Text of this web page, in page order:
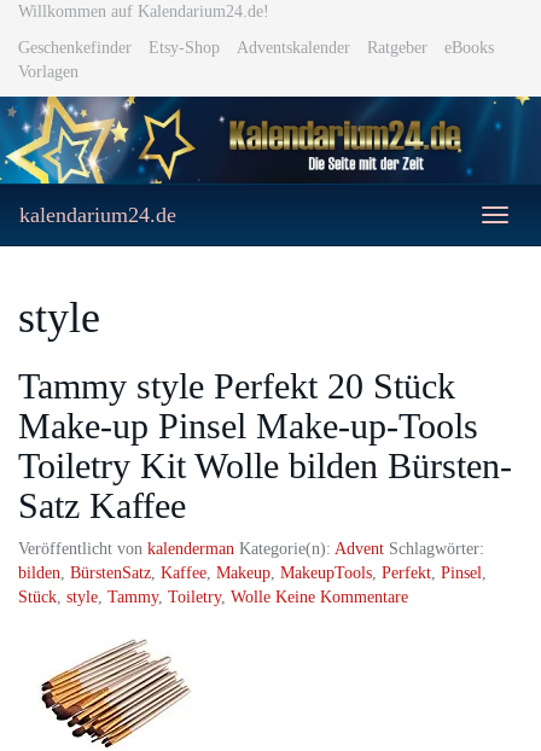
Skip
main
content
Willkommen auf Kalendarium24.de!
Geschenkefinder
Etsy-Shop Adventskalender Ratgeber
eBooks
Vorlagen
Toggle
kalendarium24.de
style
Tammy style Perfekt 20 Stück
Make-up Pinsel Make-up-Tools
Toiletry Kit Wolle bilden Bürsten-
Satz Kaffee
Veröffentlicht von kalenderman Kategorie(n): Advent Schlagwörter:
bilden, BürstenSatz, Kaffee, Makeup, MakeupTools, Perfekt, Pinsel,
Stück, style, Tammy, Toiletry, Wolle Keine Kommentare